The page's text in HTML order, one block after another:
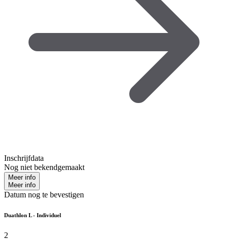
Inschrijfdata
Nog niet bekendgemaakt
Meer info
Meer info
Datum nog te bevestigen
Duathlon L - Individuel
2